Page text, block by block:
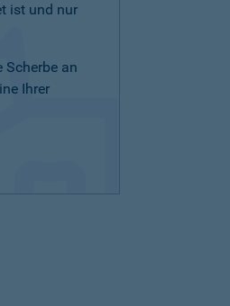
ist und nur
Scherbe an
Ihrer